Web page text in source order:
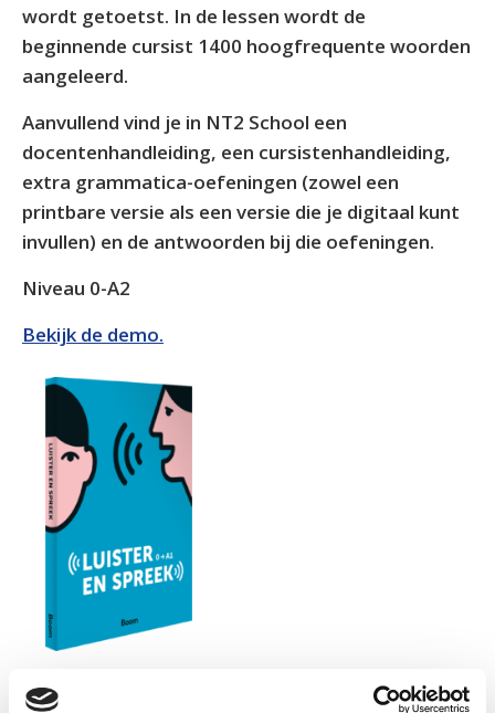
wordt getoetst. In de lessen wordt de
beginnende cursist 1400 hoogfrequente woorden
aangeleerd.
Aanvullend vind je in NT2 School een
docentenhandleiding, een cursistenhandleiding,
extra grammatica-oefeningen (zowel een
printbare versie als een versie die je digitaal kunt
invullen) en de antwoorden bij die oefeningen.
Niveau 0-A2
Bekijk de demo.